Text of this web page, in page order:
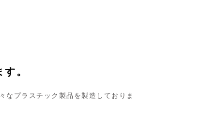
。
なプラスチック製品を製造しておりま